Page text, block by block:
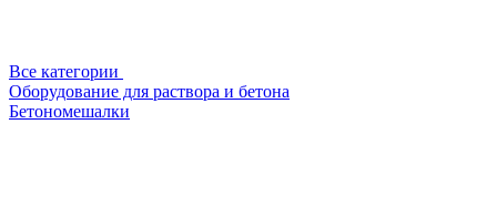
Все категории
Оборудование для раствора и бетона
Бетономешалки